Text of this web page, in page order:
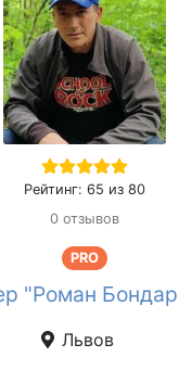
Рейтинг: 65 из 80
0 отзывов
PRO
"Роман
Львов